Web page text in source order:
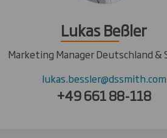
Lukas Beßler
Marketing Manager Deutschland &
lukas.bessler@dssmith.com
+49 661 88-118